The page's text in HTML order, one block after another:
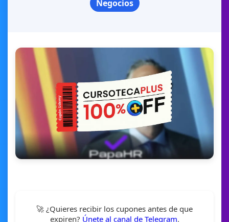
Negocios
🚀 ¿Quieres recibir los cupones antes de que
expiren? Únete al canal de Telegram.